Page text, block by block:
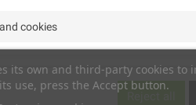
its own and third-party cookies
use, press the Accept button.
cookies
cookies Technical